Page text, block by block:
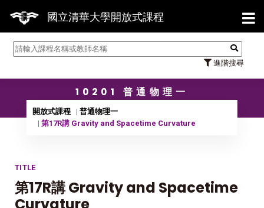
國立清華大學開放式課程
進階搜尋
【
10201 普通物理一
開放式課程
普通物理一
第17R講 Gravity and Spacetime Curvature
TITLE
第17R講 Gravity and Spacetime
Curvature